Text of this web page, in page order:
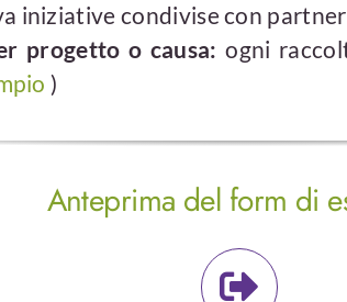
iniziative condivise con
progetto o causa: ogni
)
Anteprima del form di